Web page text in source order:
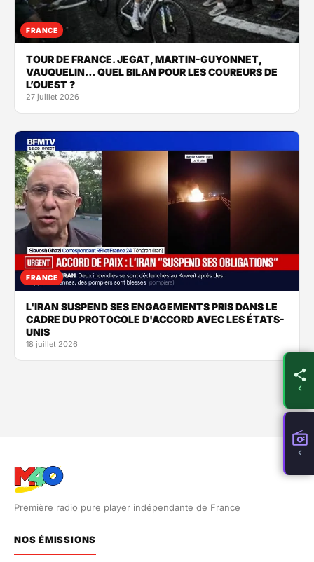
FRANCE
TOUR DE FRANCE. JEGAT, MARTIN-GUYONNET,
VAUQUELIN… QUEL BILAN POUR LES COUREURS DE
L’OUEST ?
27 juillet 2026
FRANCE
L'IRAN SUSPEND SES ENGAGEMENTS PRIS DANS LE
CADRE DU PROTOCOLE D'ACCORD AVEC LES ÉTATS-
UNIS
18 juillet 2026
Première radio pure player indépendante de France
NOS ÉMISSIONS